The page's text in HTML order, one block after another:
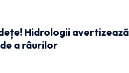
Hidrologii avertizează
a râurilor